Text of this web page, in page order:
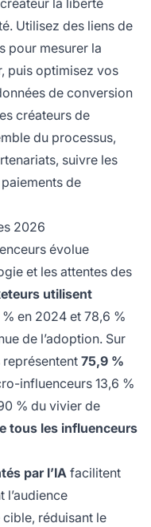
la liberté
Utilisez des liens de
pour mesurer la
puis optimisez vos
de conversion
créateurs de
du processus,
suivre les
de
2026
évolue
et les attentes des
utilisent
en 2024 et 78,6 %
de l’adoption. Sur
75,9 %
influenceurs 13,6 %
% du vivier de
tous les influenceurs
par l’IA facilitent
l’audience
réduisant le